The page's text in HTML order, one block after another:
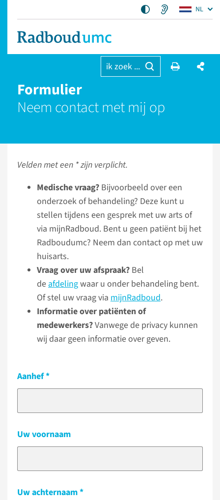
NL
ik zoek ...
Formulier
Neem contact met mij op
Velden met een * zijn verplicht.
Medische vraag? Bijvoorbeeld over een
onderzoek of behandeling? Deze kunt u
stellen tijdens een gesprek met uw arts of
via mijnRadboud. Bent u geen patiënt bij het
Radboudumc? Neem dan contact op met uw
huisarts.
Vraag over uw afspraak? Bel
deafdelingwaar u onder behandeling bent.
Of stel uw vraag via mijnRadboud.
Informatie over patiënten of
medewerkers?Vanwege de privacy kunnen
wij daar geen informatie over geven.
Aanhef
Uw voornaam
Uw achternaam